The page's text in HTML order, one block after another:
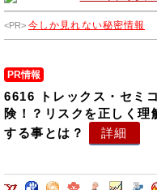
今しか見れない秘密情報
PR情報
6616 トレックス・セミ
険！？リスクを正しく理
する事とは？
詳細